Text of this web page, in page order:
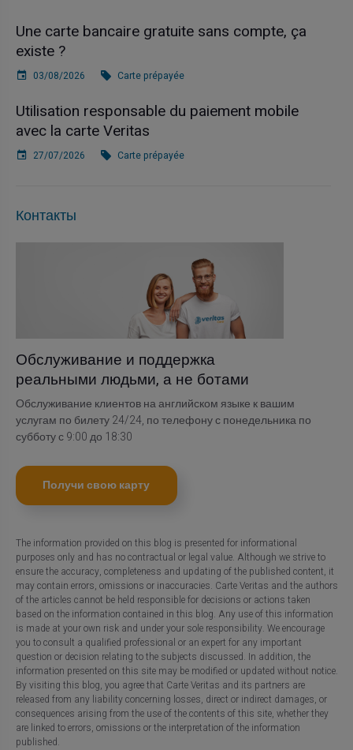
Une carte bancaire gratuite sans compte, ça
existe ?
03/08/2026 Carte prépayée
Utilisation responsable du paiement mobile
avec la carte Veritas
27/07/2026 Carte prépayée
Контакты
Обслуживание и поддержка
реальными людьми, а не ботами
Обслуживание клиентов на английском языке к вашим
услугам по билету 24/24, по телефону с понедельника по
субботу с 9:00 до 18:30
Получи свою карту
The information provided on this blog is presented for informational
purposes only and has no contractual or legal value. Although we strive to
ensure the accuracy, completeness and updating of the published content, it
may contain errors, omissions or inaccuracies. Carte Veritas and the authors
of the articles cannot be held responsible for decisions or actions taken
based on the information contained in this blog. Any use of this information
is made at your own risk and under your sole responsibility. We encourage
you to consult a qualified professional or an expert for any important
question or decision relating to the subjects discussed. In addition, the
information presented on this site may be modified or updated without notice.
By visiting this blog, you agree that Carte Veritas and its partners are
released from any liability concerning losses, direct or indirect damages, or
consequences arising from the use of the contents of this site, whether they
are linked to errors, omissions or the interpretation of the information
published.